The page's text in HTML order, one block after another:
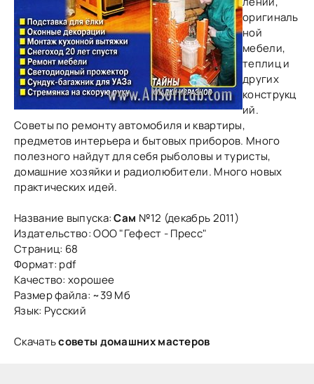
оригиналь
ной
мебели,
теплиц и
других
конструкц
ий.
Советы по ремонту автомобиля и квартиры,
предметов интерьера и бытовых приборов. Много
полезного найдут для себя рыболовы и туристы,
домашние хозяйки и радиолюбители. Много новых
практических идей.
Название выпуска:Сам №12 (декабрь 2011)
Издательство: ООО "Гефест - Пресс"
Страниц: 68
Формат: pdf
Качество: хорошее
Размер файла: ~39 Мб
Язык: Русский
Скачатьсоветы домашних мастеров